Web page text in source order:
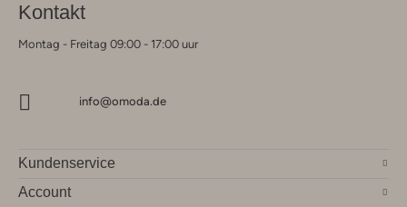
Kontakt
Montag - Freitag 09:00 - 17:00 uur
info@omoda.de
Kundenservice
Account